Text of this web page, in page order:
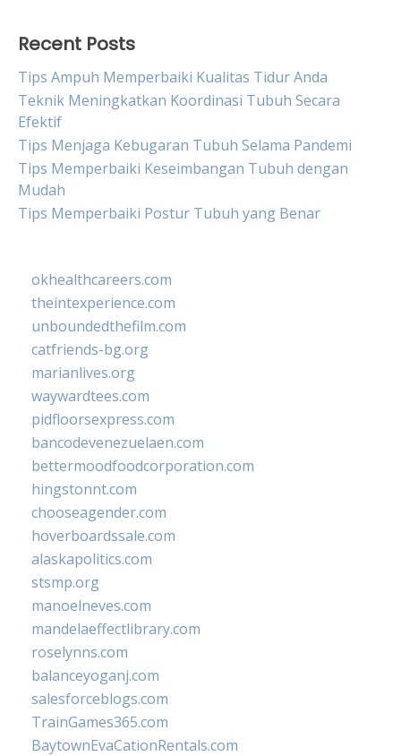
Recent Posts
Tips Ampuh Memperbaiki Kualitas Tidur Anda
Teknik Meningkatkan Koordinasi Tubuh Secara
Efektif
Tips Menjaga Kebugaran Tubuh Selama Pandemi
Tips Memperbaiki Keseimbangan Tubuh dengan
Mudah
Tips Memperbaiki Postur Tubuh yang Benar
okhealthcareers.com
theintexperience.com
unboundedthefilm.com
catfriends-bg.org
marianlives.org
waywardtees.com
pidfloorsexpress.com
bancodevenezuelaen.com
bettermoodfoodcorporation.com
hingstonnt.com
chooseagender.com
hoverboardssale.com
alaskapolitics.com
stsmp.org
manoelneves.com
mandelaeffectlibrary.com
roselynns.com
balanceyoganj.com
salesforceblogs.com
TrainGames365.com
BaytownEvaCationRentals.com